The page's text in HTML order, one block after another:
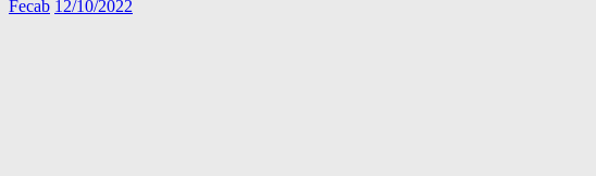
Author
Fecab Posted
12/10/2022